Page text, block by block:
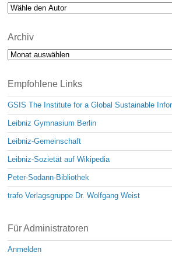
Archiv
Archiv
Empfohlene Links
GSIS The Institute for a Global Sustainable
Leibniz Gymnasium Berlin
Leibniz-Gemeinschaft
Leibniz-Sozietät auf Wikipedia
Peter-Sodann-Bibliothek
trafo Verlagsgruppe Dr. Wolfgang Weist
Für Administratoren
Anmelden